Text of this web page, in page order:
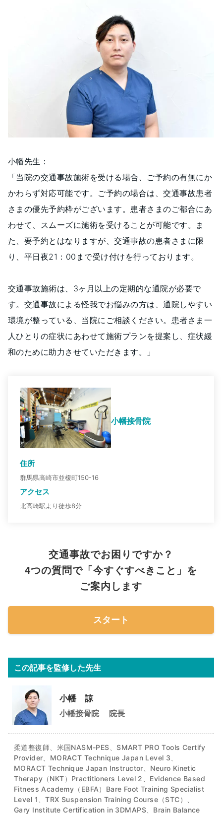
小幡先生：
「当院の交通事故施術を受ける場合、ご予約の有無にか
かわらず対応可能です。ご予約の場合は、交通事故患者
さまの優先予約枠がございます。患者さまのご都合にあ
わせて、スムーズに施術を受けることが可能です。ま
た、要予約とはなりますが、交通事故の患者さまに限
り、平日夜21：00まで受け付けを行っております。
交通事故施術は、3ヶ月以上の定期的な通院が必要で
す。交通事故による怪我でお悩みの方は、通院しやすい
環境が整っている、当院にご相談ください。患者さま一
人ひとりの症状にあわせて施術プランを提案し、症状緩
和のために助力させていただきます。」
小幡接骨院
住所
群馬県高崎市並榎町150-16
アクセス
北高崎駅より徒歩8分
交通事故でお困りですか？
4つの質問で「今すぐすべきこと」を
ご案内します
スタート
この記事を監修した先生
小幡 諒
小幡接骨院
院長
柔道整復師、米国NASM-PES、SMART PRO Tools Certify
Provider、MORACT Technique Japan Level 3、
MORACT Technique Japan Instructor、Neuro Kinetic
Therapy（NKT）Practitioners Level 2、Evidence Based
Fitness Academy（EBFA）Bare Foot Training Specialist
Level 1、TRX Suspension Training Course（STC）、
Gary Institute Certification in 3DMAPS​、Brain Balance